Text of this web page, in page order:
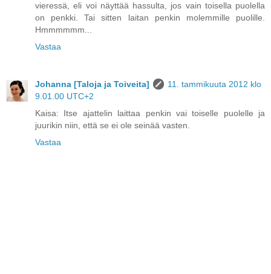
vieressä, eli voi näyttää hassulta, jos vain toisella puolella
on penkki. Tai sitten laitan penkin molemmille puolille.
Hmmmmmm...
Vastaa
Johanna [Taloja ja Toiveita]
11. tammikuuta 2012 klo
9.01.00 UTC+2
Kaisa: Itse ajattelin laittaa penkin vai toiselle puolelle ja
juurikin niin, että se ei ole seinää vasten.
Vastaa